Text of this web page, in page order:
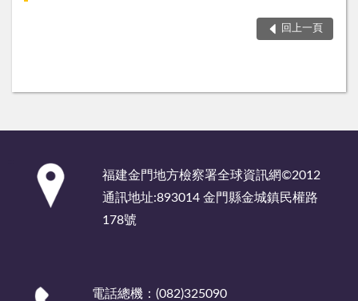
回上一頁
福建金門地方檢察署全球資訊網©2012
通訊地址:893014 金門縣金城鎮民權路
178號
電話總機：(082)325090